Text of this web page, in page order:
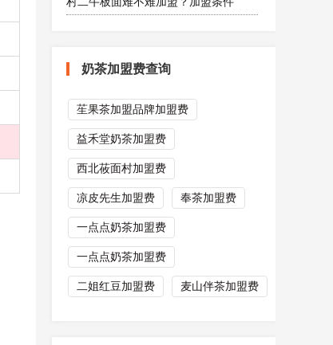
奶茶加盟费查询
苼果茶加盟品牌加盟费
益禾堂奶茶加盟费
西北莜面村加盟费
凉皮先生加盟费 奉茶加盟费
一点点奶茶加盟费
一点点奶茶加盟费
二姐红豆加盟费 麦山伴茶加盟费